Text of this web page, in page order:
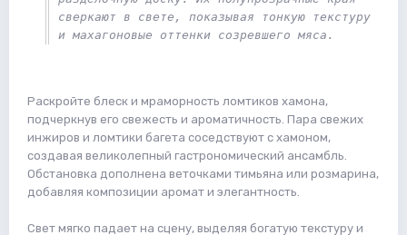
сверкают в свете, показывая тонкую текстуру
и махагоновые оттенки созревшего мяса.
Раскройте блеск и мраморность ломтиков хамона,
подчеркнув его свежесть и ароматичность. Пара свежих
инжиров и ломтики багета соседствуют с хамоном,
создавая великолепный гастрономический ансамбль.
Обстановка дополнена веточками тимьяна или розмарина,
добавляя композиции аромат и элегантность.
Свет мягко падает на сцену, выделяя богатую текстуру и